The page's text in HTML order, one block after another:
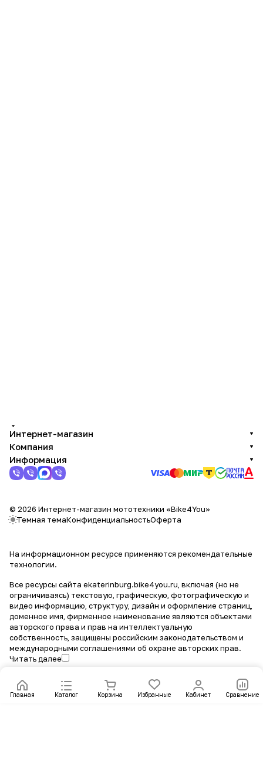
Главная Каталог Корзина Избранные Кабинет Сравнение
Интернет-магазин
Компания
Информация
© 2026 Интернет-магазин мототехники «Bike4You»
Темная темаКонфиденциальностьОферта
На информационном ресурсе применяются рекомендательные
технологии.
Все ресурсы сайта ekaterinburg.bike4you.ru, включая (но не
ограничиваясь) текстовую, графическую, фотографическую и
видео информацию, структуру, дизайн и оформление страниц,
доменное имя, фирменное наименование являются объектами
авторского права и прав на интеллектуальную
собственность, защищены российским законодательством и
международными соглашениями об охране авторских прав.
Читать далее